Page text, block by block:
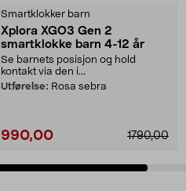
Smartklokker barn
Xplora XGO3 Gen 2
smartklokke barn 4-12 år
Se barnets posisjon og hold
kontakt via den i...
Utførelse: Rosa sebra
990,00 1790,00